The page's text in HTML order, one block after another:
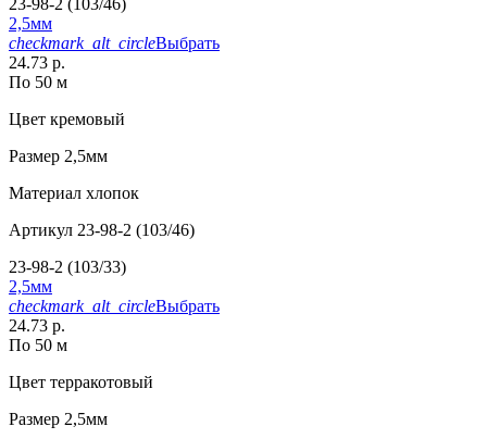
23-98-2 (103/46)
2,5мм
checkmark_alt_circleВыбрать
24.73 р.
По 50 м
Цвет кремовый
Размер 2,5мм
Материал хлопок
Артикул 23-98-2 (103/46)
23-98-2 (103/33)
2,5мм
checkmark_alt_circleВыбрать
24.73 р.
По 50 м
Цвет терракотовый
Размер 2,5мм